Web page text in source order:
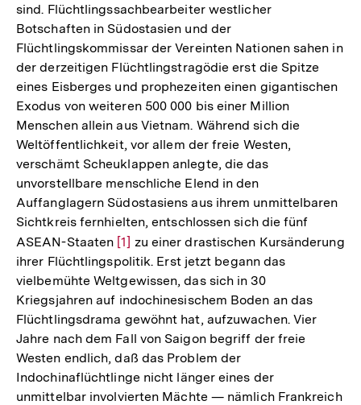
sind. Flüchtlingssachbearbeiter westlicher
Botschaften in Südostasien und der
Flüchtlingskommissar der Vereinten Nationen sahen in
der derzeitigen Flüchtlingstragödie erst die Spitze
eines Eisberges und prophezeiten einen gigantischen
Exodus von weiteren 500 000 bis einer Million
Menschen allein aus Vietnam. Während sich die
Weltöffentlichkeit, vor allem der freie Westen,
verschämt Scheuklappen anlegte, die das
unvorstellbare menschliche Elend in den
Auffanglagern Südostasiens aus ihrem unmittelbaren
Sichtkreis fernhielten, entschlossen sich die fünf
ASEAN-Staaten Zur
Auflösung
der
Fußnote
[1] zu einer drastischen Kursänderung
ihrer Flüchtlingspolitik. Erst jetzt begann das
vielbemühte Weltgewissen, das sich in 30
Kriegsjahren auf indochinesischem Boden an das
Flüchtlingsdrama gewöhnt hat, aufzuwachen. Vier
Jahre nach dem Fall von Saigon begriff der freie
Westen endlich, daß das Problem der
Indochinaflüchtlinge nicht länger eines der
unmittelbar involvierten Mächte — nämlich Frankreich